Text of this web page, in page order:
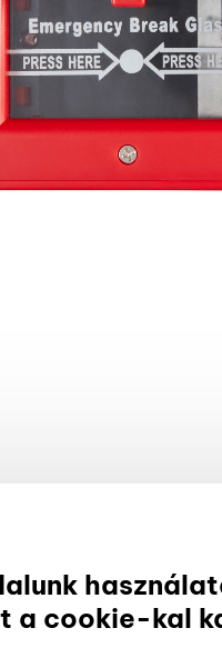
a cookie-kal